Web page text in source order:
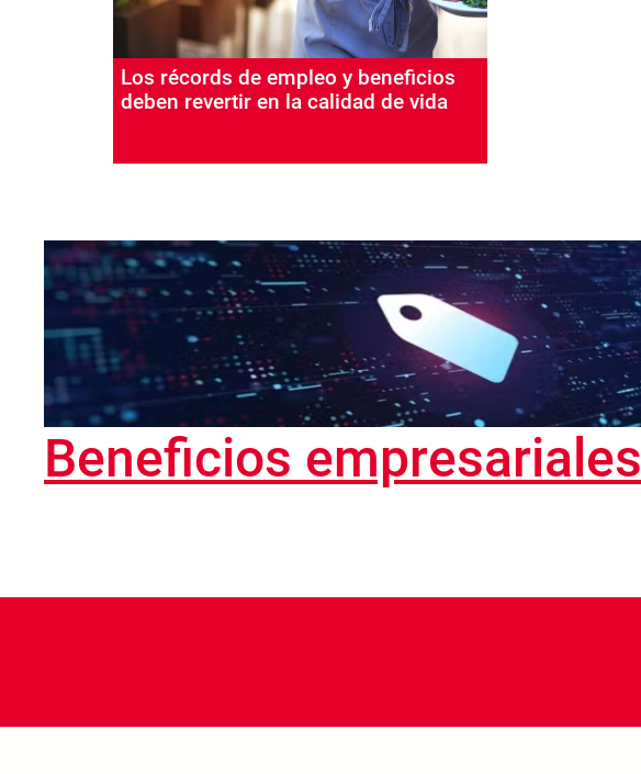
Los récords de empleo y beneficios
deben revertir en la calidad de vida
Beneficios empresariales